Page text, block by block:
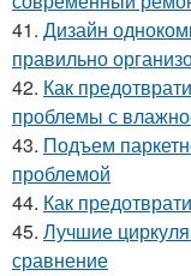
41. Дизайн
правильно
42. Как
проблемы с
43. Подъем
проблемой
44. Как
45. Лучшие
сравнение